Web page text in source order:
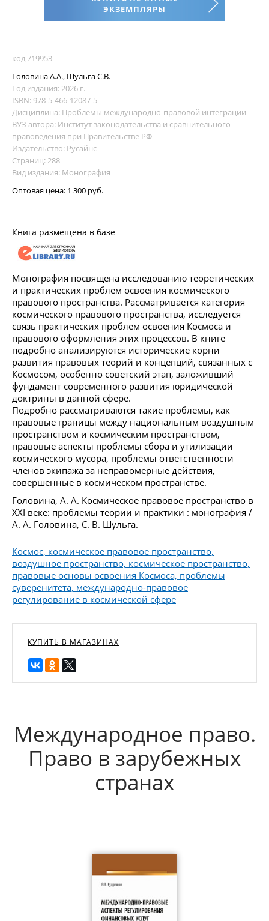
ЭКЗЕМПЛЯРЫ
код 719953
Головина А.А., Шульга С.В.
Год издания: 2026 г.
ISBN: 978-5-466-12087-5
Дисциплина: Проблемы международно-правовой интеграции
ВУЗ автора: Институт законодательства и сравнительного
правоведения при Правительстве РФ
Издательство: Русайнс
Страниц: 288
Вид издания: Монография
Оптовая цена: 1 300 руб.
Книга размещена в базе
Монография посвящена исследованию теоретических
и практических проблем освоения космического
правового пространства. Рассматривается категория
космического правового пространства, исследуется
связь практических проблем освоения Космоса и
правового оформления этих процессов. В книге
подробно анализируются исторические корни
развития правовых теорий и концепций, связанных с
Космосом, особенно советский этап, заложивший
фундамент современного развития юридической
доктрины в данной сфере.
Подробно рассматриваются такие проблемы, как
правовые границы между национальным воздушным
пространством и космическим пространством,
правовые аспекты проблемы сбора и утилизации
космического мусора, проблемы ответственности
членов экипажа за неправомерные действия,
совершенные в космическом пространстве.
Головина, А. А. Космическое правовое пространство в
XXI веке: проблемы теории и практики : монография /
А. А. Головина, С. В. Шульга.
Космос, космическое правовое пространство,
воздушное пространство, космическое пространство,
правовые основы освоения Космоса, проблемы
суверенитета, международно-правовое
регулирование в космической сфере
КУПИТЬ В МАГАЗИНАХ
Международное право.
Право в зарубежных
странах